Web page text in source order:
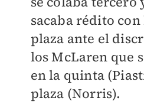
sacaba rédito
plaza ante el
los McLaren que
en la quinta
plaza (Norris).